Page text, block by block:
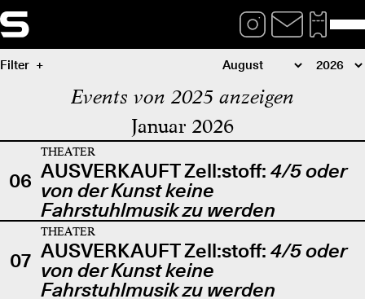
Filter
Events von 2025 anzeigen
Januar 2026
06
THEATER
AUSVERKAUFT Zell:stoff: 4/5 oder
von der Kunst keine
Fahrstuhlmusik zu werden
07
THEATER
AUSVERKAUFT Zell:stoff: 4/5 oder
von der Kunst keine
Fahrstuhlmusik zu werden